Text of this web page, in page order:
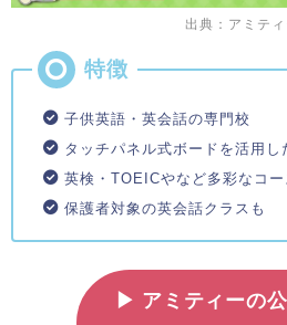
出典：アミティ
子供英語・英会話の専門校
タッチパネル式ボードを活用し
英検・TOEICやなど多彩なコ
保護者対象の英会話クラスも
▶ アミティーの